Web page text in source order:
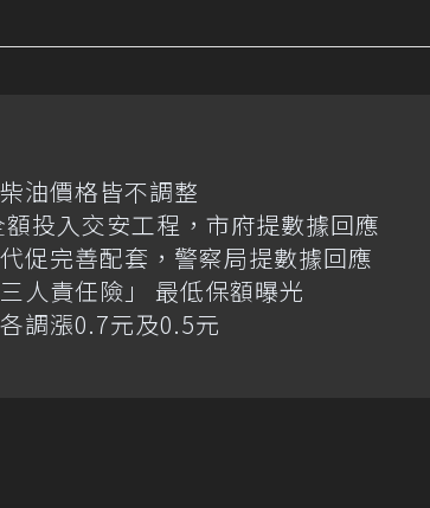
油價格皆不調整
投入交安工程，市府提數據回應
促完善配套，警察局提數據回應
人責任險」 最低保額曝光
調漲0.7元及0.5元